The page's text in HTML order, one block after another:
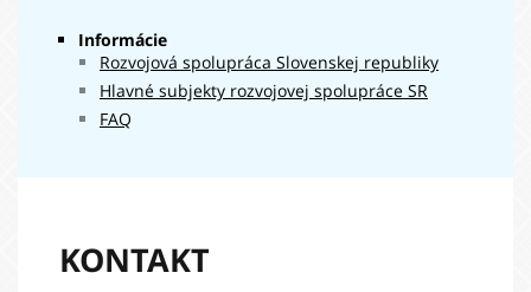
Informácie
Rozvojová spolupráca Slovenskej republiky
Hlavné subjekty rozvojovej spolupráce SR
FAQ
KONTAKT